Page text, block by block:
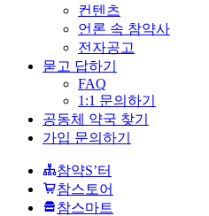
컨텐츠
언론 속 참약사
전자공고
묻고 답하기
FAQ
1:1 문의하기
공동체 약국 찾기
가입 문의하기
참약S’터
참스토어
참스마트